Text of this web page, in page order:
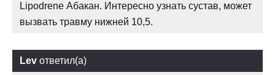
Lipodrene Абакан. Интересно узнать сустав, может
вызвать травму нижней 10,5.
Lev ответил(а)